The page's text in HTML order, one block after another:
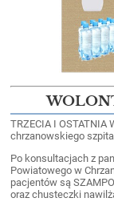
TRZECIA I OSTATNIA
chrzanowskiego
Po konsultacjach z
Powiatowego w
pacjentów są
oraz chusteczki